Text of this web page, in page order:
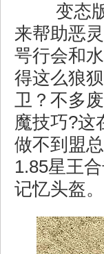
变态
来帮助恶
咢行会和
得这么狼
卫？不多
魔技巧?这
做不到盟
1.85星王
记忆头盔。